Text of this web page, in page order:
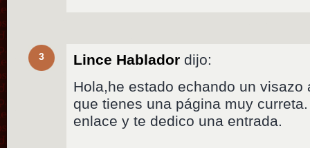
3 Lince Hablador dijo:
Hola,he estado echando un
que tienes una página muy
enlace y te dedico una entrada.